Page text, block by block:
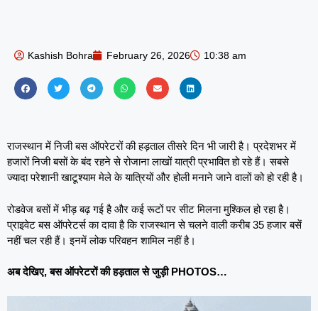
Kashish Bohra February 26, 2026 10:38 am
राजस्थान में निजी बस ऑपरेटरों की हड़ताल तीसरे दिन भी जारी है। प्रदेशभर में
हजारों निजी बसों के बंद रहने से रोजाना लाखों यात्री प्रभावित हो रहे हैं। सबसे
ज्यादा परेशानी खाटूश्याम मेले के यात्रियों और होली मनाने जाने वालों को हो रही है।
रोडवेज बसों में भीड़ बढ़ गई है और कई रूटों पर सीट मिलना मुश्किल हो रहा है।
प्राइवेट बस ऑपरेटर्स का दावा है कि राजस्थान से चलने वाली करीब 35 हजार बसें
नहीं चल रही हैं। इनमें लोक परिवहन शामिल नहीं है।
अब देखिए, बस ऑपरेटरों की हड़ताल से जुड़ी PHOTOS…